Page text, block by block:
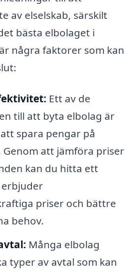
av elselskab, särskilt
bästa elbolaget i
några faktorer som kan
Ett av de
till att byta elbolag är
spara pengar på
att jämföra priser
kan du hitta ett
priser och bättre
behov.
Många elbolag
typer av avtal som kan